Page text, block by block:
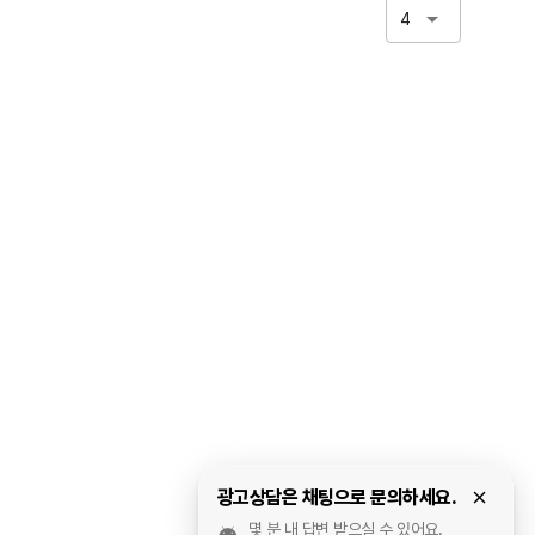
4
광고상담은 채팅으로 문의하세요.
몇 분 내 답변 받으실 수 있어요.